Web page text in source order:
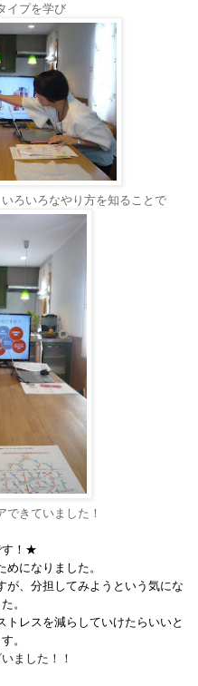
イプを学び
ろいろなやり方を知ることで
できていました！
！★
になりました。
が、分担してみようという気にな
。
レスを減らしていけたらいいと
。
ました！！